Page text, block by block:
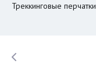
Треккинговые перчатки